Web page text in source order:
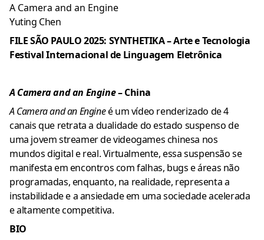
A Camera and an Engine
Yuting Chen
FILE SÃO PAULO 2025: SYNTHETIKA – Arte e Tecnologia
Festival Internacional de Linguagem Eletrônica
A Camera and an Engine– China
A Camera and an Engineé um vídeo renderizado de 4
canais que retrata a dualidade do estado suspenso de
uma jovem streamer de videogames chinesa nos
mundos digital e real. Virtualmente, essa suspensão se
manifesta em encontros com falhas, bugs e áreas não
programadas, enquanto, na realidade, representa a
instabilidade e a ansiedade em uma sociedade acelerada
e altamente competitiva.
BIO